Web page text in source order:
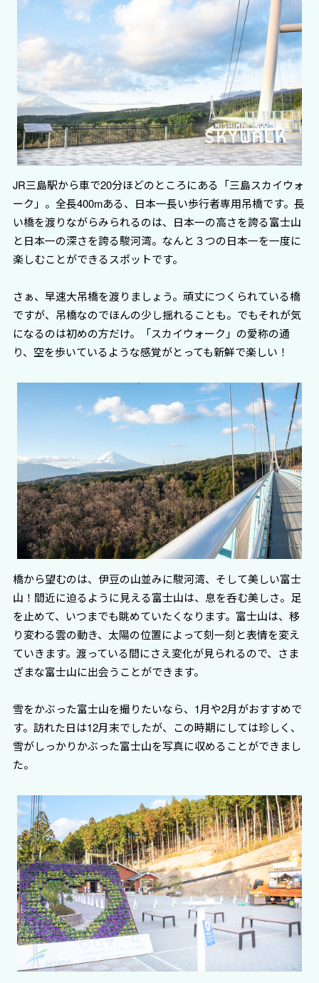
JR三島駅から車で20分ほどのところにある「三島スカイウォ
ーク」。全長400mある、日本一長い歩行者専用吊橋です。長
い橋を渡りながらみられるのは、日本一の高さを誇る富士山
と日本一の深さを誇る駿河湾。なんと３つの日本一を一度に
楽しむことができるスポットです。
さぁ、早速大吊橋を渡りましょう。頑丈につくられている橋
ですが、吊橋なのでほんの少し揺れることも。でもそれが気
になるのは初めの方だけ。「スカイウォーク」の愛称の通
り、空を歩いているような感覚がとっても新鮮で楽しい！
橋から望むのは、伊豆の山並みに駿河湾、そして美しい富士
山！間近に迫るように見える富士山は、息を呑む美しさ。足
を止めて、いつまでも眺めていたくなります。富士山は、移
り変わる雲の動き、太陽の位置によって刻一刻と表情を変え
ていきます。渡っている間にさえ変化が見られるので、さま
ざまな富士山に出会うことができます。
雪をかぶった富士山を撮りたいなら、1月や2月がおすすめで
す。訪れた日は12月末でしたが、この時期にしては珍しく、
雪がしっかりかぶった富士山を写真に収めることができまし
た。